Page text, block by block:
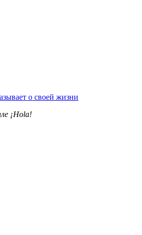
о своей жизни
¡Hola!